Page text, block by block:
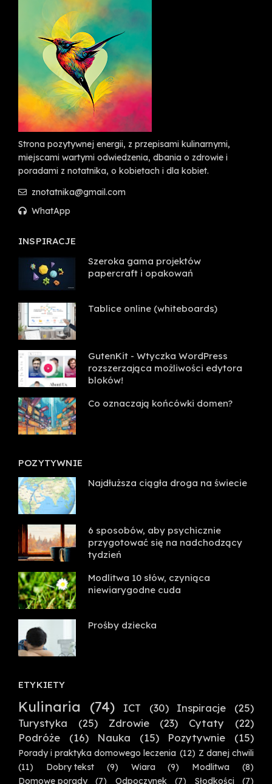
Strona pozytywnej energii, z przepisami kulinarnymi,
miejscami wartymi odwiedzenia, dbania o zdrowie i
poradami z notatnika, o kobietach i dla kobiet.
znotatnika@gmail.com
WhatApp
INSPIRACJE
Szeroka gama projektów
papercraft i opakowań
Tablice online (whiteboards)
GutenKit - Wtyczka WordPress
rozszerzająca możliwości edytora
bloków!
Co oznaczają końcówki domen?
POZYTYWNIE
Najdłuższa ciągła droga na świecie
6 sposobów, aby psychicznie
przygotować się na nadchodzący
tydzień
Modlitwa 10 słów, czyniąca
niewiarygodne cuda
Prośby dziecka
ETYKIETY
Kulinaria (74) ICT (30) Inspiracje
(25)
Turystyka
(25) Zdrowie (23) Cytaty
(22)
Podróże
(16) Nauka (15) Pozytywnie (15)
Porady i praktyka domowego leczenia (12) Z danej chwili
(11)
Dobry tekst (9) Wiara (9) Modlitwa
(8)
Domowe porady
(7) Odpoczynek (7) Słodkości (7)